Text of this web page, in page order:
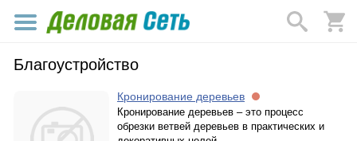
Благоустройство
Кронирование деревьев
Кронирование деревьев – это процесс
обрезки ветвей деревьев в практических и